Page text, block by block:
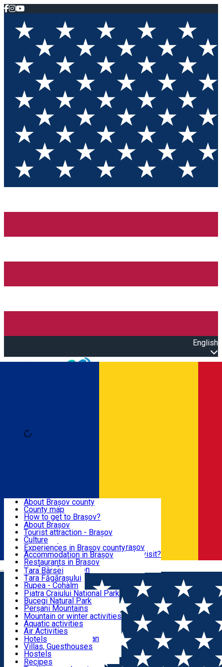
English
Română
BRAȘOV
EXPERIENCES
DESTINATIONS
NATURE
ACTIVE TOURISM
ACCOMMODATION
CULTURAL HERITAGE
About Brașov county
County map
How to get to Brașov?
Tourist Information Centers
Tourist Guides
Brașov Tourism Recommendations
Historical tourist attractions
What would a local recommend to visit?
Tourism news Brașov
Restaurants
About Brașov
Tourist attraction - Brașov
Culture
Tourist Information Center - Brașov
Accommodation in Brașov
Restaurants in Brasov
Usefull information
Experiences in Brașov county
Țara Bârsei
Țara Făgărașului
Rupea - Cohalm
ECO Destinations
Piatra Craiului National Park
Bucegi Natural Park
Perșani Mountains
Făgăraș Mountains
Postăvarul Peak
Măgura Codlei
Ciucaș Mountains
Protected areas
Other natural attractions
Speoturism
Mountain or winter activities
Aquatic activities
Air Activities
Adventure, Equestrian
Cycling, Running
Other activities
Hotels
Villas, Guesthouses
Hostels
Cottages
Recipes